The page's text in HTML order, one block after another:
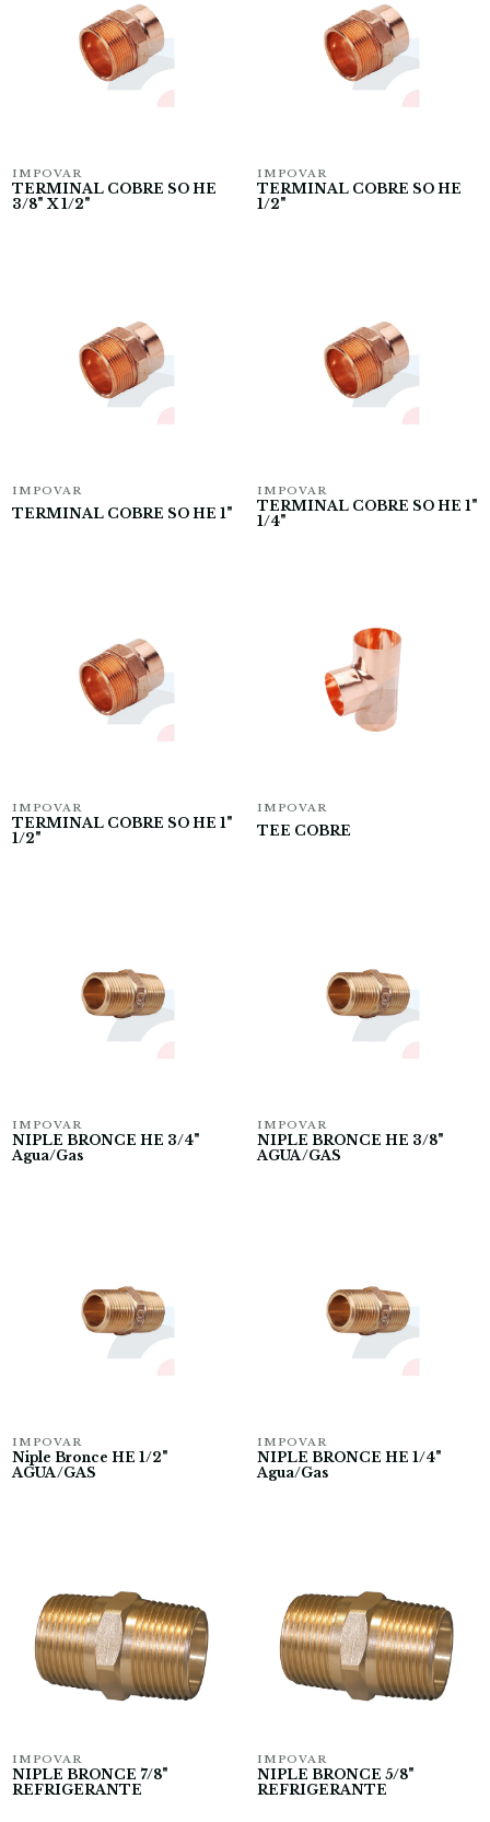
IMPOVAR
TERMINAL COBRE SO HE
3/8" X 1/2"
IMPOVAR
TERMINAL COBRE SO HE
1/2"
IMPOVAR
TERMINAL COBRE SO HE 1"
IMPOVAR
TERMINAL COBRE SO HE 1"
1/4"
IMPOVAR
TERMINAL COBRE SO HE 1"
1/2"
IMPOVAR
TEE COBRE
IMPOVAR
NIPLE BRONCE HE 3/4"
Agua/Gas
IMPOVAR
NIPLE BRONCE HE 3/8"
AGUA/GAS
IMPOVAR
Niple Bronce HE 1/2"
AGUA/GAS
IMPOVAR
NIPLE BRONCE HE 1/4"
Agua/Gas
IMPOVAR
NIPLE BRONCE 7/8"
REFRIGERANTE
IMPOVAR
NIPLE BRONCE 5/8"
REFRIGERANTE